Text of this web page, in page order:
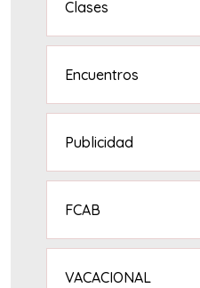
Clases
Encuentros
Publicidad
FCAB
VACACIONAL